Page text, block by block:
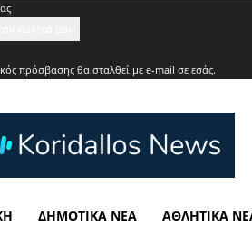
πρόσβασης θα σταλθεί με e-mail σε εσάς.
News
ενημέρωσηΔΗΜΟΤΙΚΆ ΝΈΑ ΑΘΛΗΤΙΚΆ